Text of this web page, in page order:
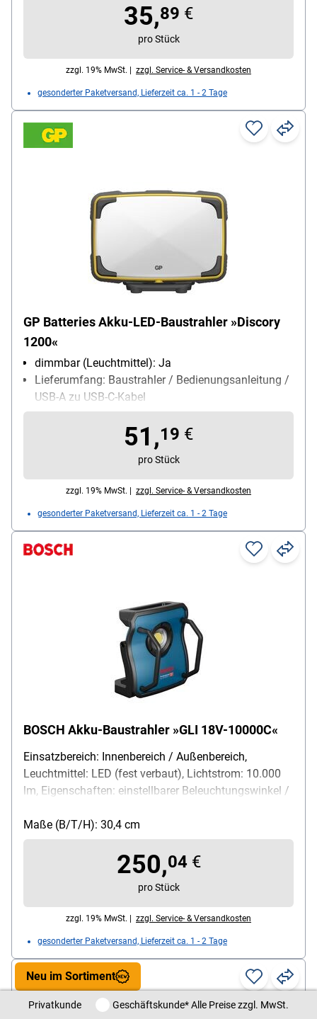
Aluminium, Maße (B/T/H): 25,2 / 7,0 / 26,0 cm,
Gewicht: 1,1 kg, Lieferumfang: 1x Akku-LED-
Baustrahler / 1x USB-Ladekabel
35,89 €
pro Stück
zzgl. 19% MwSt. | zzgl. Service- & Versandkosten
gesonderter Paketversand, Lieferzeit ca. 1 - 2 Tage
GP Batteries Akku-LED-Baustrahler »Discory
1200«
dimmbar (Leuchtmittel): Ja
Lieferumfang: Baustrahler / Bedienungsanleitung /
USB-A zu USB-C-Kabel
51,19 €
pro Stück
zzgl. 19% MwSt. | zzgl. Service- & Versandkosten
gesonderter Paketversand, Lieferzeit ca. 1 - 2 Tage
BOSCH Akku-Baustrahler »GLI 18V-10000C«
Einsatzbereich: Innenbereich / Außenbereich,
Leuchtmittel: LED (fest verbaut), Lichtstrom: 10.000
lm, Eigenschaften: einstellbarer Beleuchtungswinkel /
Metallkörper / stoßdämpfender Gummirahmen / über
Bluetooth steuerbar / kompatibel mit 5/8"-Baustativ /
dimmbar / Helligkeit einstellbar (3 Stufen),
Stromversorgung: Akku, Spannung: 18 V, max.
Betriebszeit: 12,5 min / Ah, Farbe: blau / schwarz,
Lieferumfang: Strahler / eingebautes LED-
Leuchtmittel / ohne Akku und Ladegerät
Maße (B/T/H): 30,4 cm
250,04 €
pro Stück
zzgl. 19% MwSt. | zzgl. Service- & Versandkosten
gesonderter Paketversand, Lieferzeit ca. 1 - 2 Tage
Neu im Sortiment
PrivatkundePrivatkunde / Geschäftskunde
Geschäftskunde* Alle Preise zzgl. MwSt.